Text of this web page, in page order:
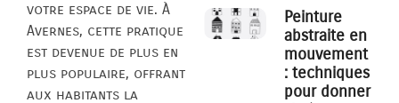
votre espace de vie. À
Avernes, cette pratique
est devenue de plus en
plus populaire, offrant
aux habitants la
Peinture
abstraite en
mouvement
: techniques
pour donner